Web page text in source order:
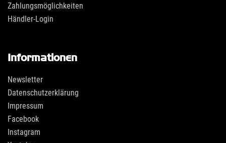
Zahlungsmöglichkeiten
Händler-Login
Informationen
Newsletter
Datenschutzerklärung
Impressum
Facebook
Instagram